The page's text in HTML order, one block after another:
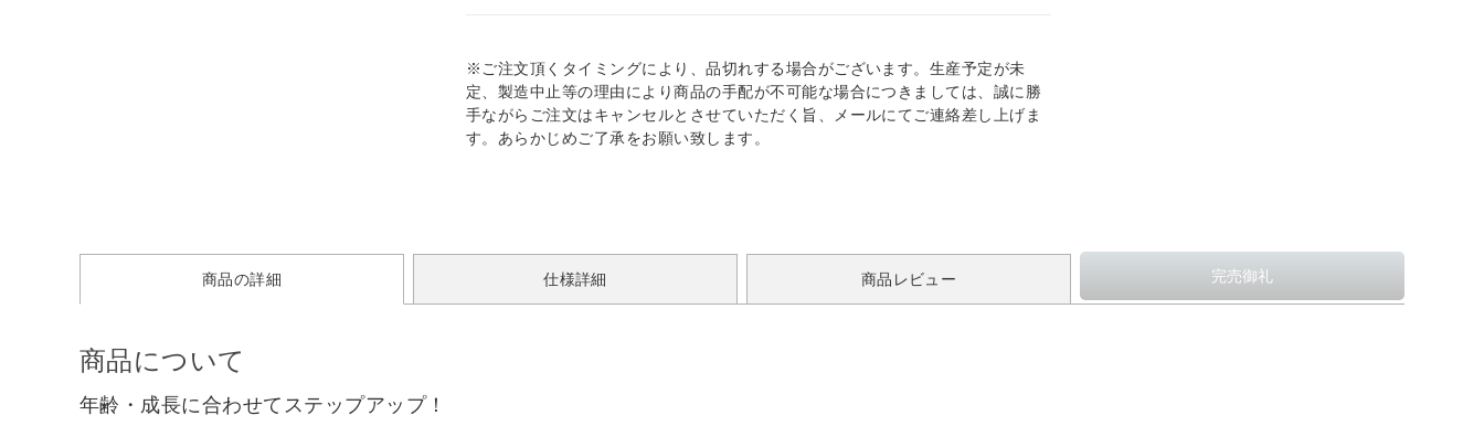
※ご注文頂くタイミングにより、品切れする場合がございます。生産予定が未
定、製造中止等の理由により商品の手配が不可能な場合につきましては、誠に勝
手ながらご注文はキャンセルとさせていただく旨、メールにてご連絡差し上げま
す。あらかじめご了承をお願い致します。
商品の詳細 仕様詳細 商品レビュー
商品について
年齢・成長に合わせてステップアップ！